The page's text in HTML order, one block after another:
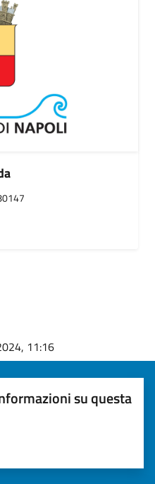
11:16
su questa
(da 1 a 5 stelle)
valutare la chiarezza delle
su 5